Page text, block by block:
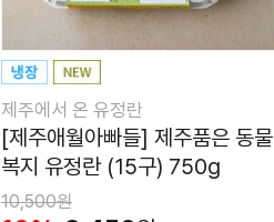
제주에서 온 유정란
[제주애월아빠들] 제주품은 동물
복지 유정란 (15구) 750g
10,500원